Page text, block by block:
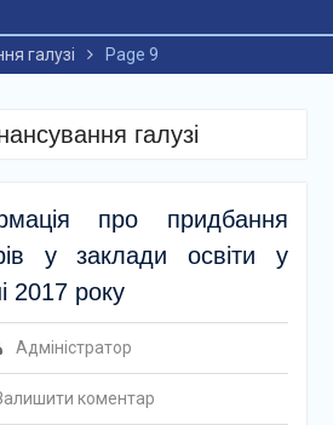
галузі Page 9
галузі
про придбання
у заклади освіти у
2017 року
Адміністратор
коментар